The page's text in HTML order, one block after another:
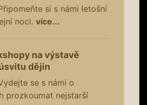
si s námi letošní
noci. více...
na výstavě
dějin
se s námi o
prozkoumat nejstarší